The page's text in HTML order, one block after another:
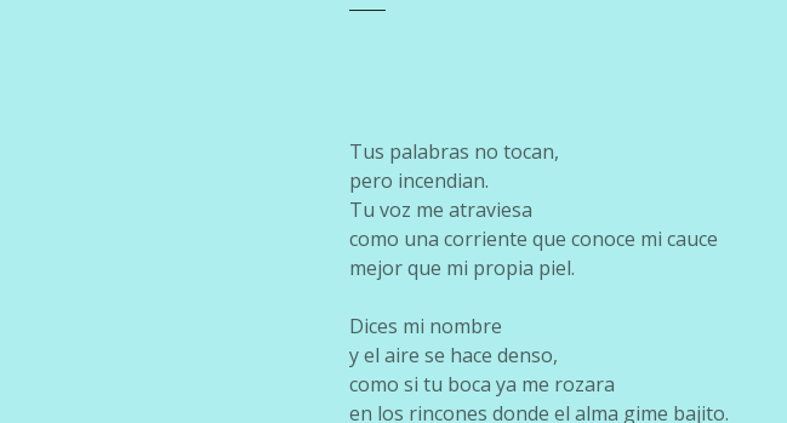
Tus palabras no tocan,
pero incendian.
Tu voz me atraviesa
como una corriente que conoce mi cauce
mejor que mi propia piel.
Dices mi nombre
y el aire se hace denso,
como si tu boca ya me rozara
en los rincones donde el alma gime bajito.